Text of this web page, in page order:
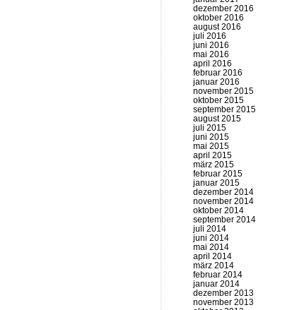
dezember 2016
oktober 2016
august 2016
juli 2016
juni 2016
mai 2016
april 2016
februar 2016
januar 2016
november 2015
oktober 2015
september 2015
august 2015
juli 2015
juni 2015
mai 2015
april 2015
märz 2015
februar 2015
januar 2015
dezember 2014
november 2014
oktober 2014
september 2014
juli 2014
juni 2014
mai 2014
april 2014
märz 2014
februar 2014
januar 2014
dezember 2013
november 2013